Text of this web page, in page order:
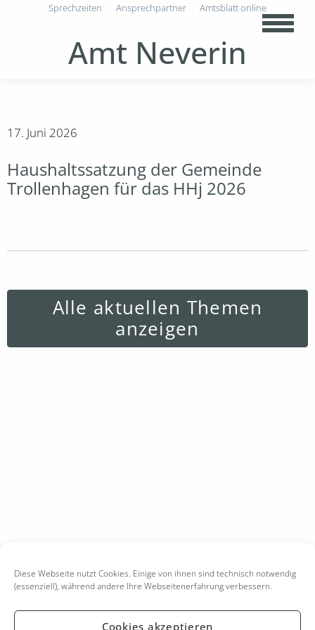
Diese Webseite nutzt Cookies. Einige von ihnen sind technisch notwendig
(essenziell), während andere Ihre Webseitenerfahrung verbessern.
Cookies akzeptieren
Amt Neverin
Sprechzeiten Ansprechpartner Amtsblatt online
17. Juni 2026
Haushaltssatzung der Gemeinde
Trollenhagen für das HHj 2026
Alle aktuellen Themen
anzeigen